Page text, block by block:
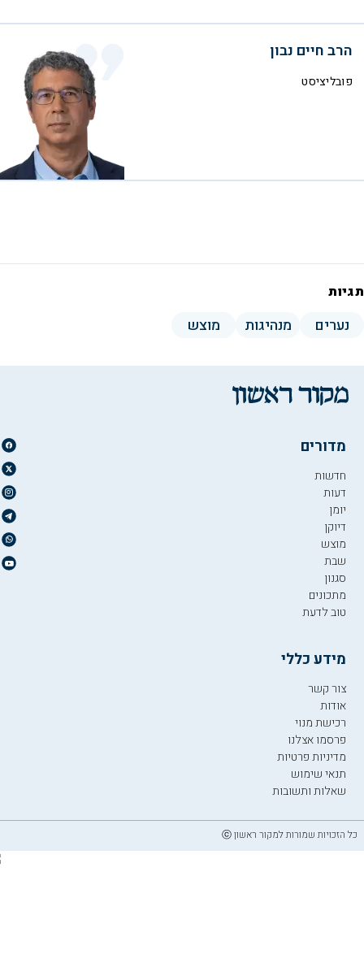
הרב חיים נבון
פובליציסט
תגיות
נערים מנהיגות מוצש
מדורים
חדשות
דעות
יומן
דיוקן
מוצש
שבת
סגנון
מתכונים
טוב לדעת
מידע כללי
צור קשר
אודות
רכישת מנוי
פרסמו אצלנו
מדיניות פרטיות
תנאי שימוש
שאלות ותשובות
כל הזכויות שמורות למקור ראשון ⓒ